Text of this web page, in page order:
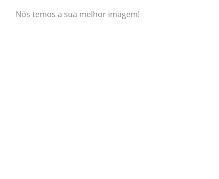
Nós temos a sua melhor imagem!